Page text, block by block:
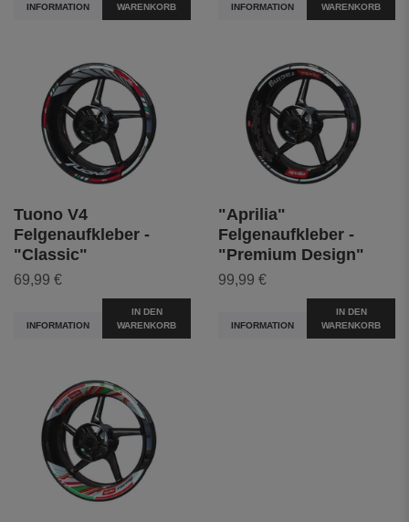
INFORMATION
WARENKORB
INFORMATION
WARENKORB
Tuono V4
Felgenaufkleber -
"Classic"
69,99 €
INFORMATION
IN DEN
WARENKORB
"Aprilia"
Felgenaufkleber -
"Premium Design"
99,99 €
INFORMATION
IN DEN
WARENKORB